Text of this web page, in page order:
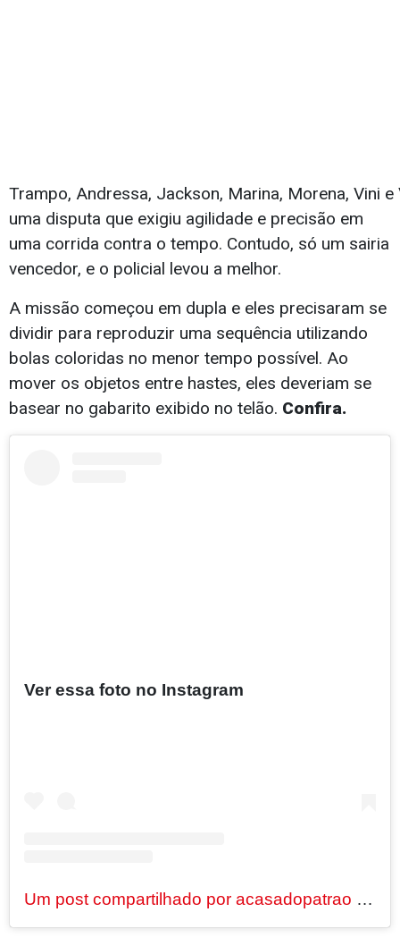
Trampo, Andressa, Jackson, Marina, Morena, Vini
uma disputa que exigiu agilidade e precisão em
uma corrida contra o tempo. Contudo, só um sairia
vencedor, e o policial levou a melhor.
A missão começou em dupla e eles precisaram se
dividir para reproduzir uma sequência utilizando
bolas coloridas no menor tempo possível. Ao
mover os objetos entre hastes, eles deveriam se
basear no gabarito exibido no telão. Confira.
Ver essa foto no Instagram
Um post compartilhado por acasadopatrao (@acasadopatrao)